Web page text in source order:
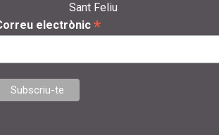
Sant Feliu
electrònic *